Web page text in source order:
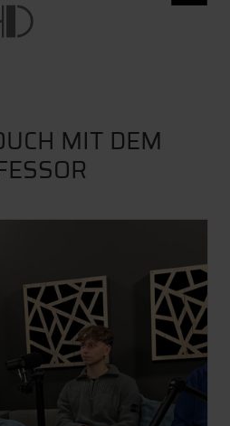
MIT DEM